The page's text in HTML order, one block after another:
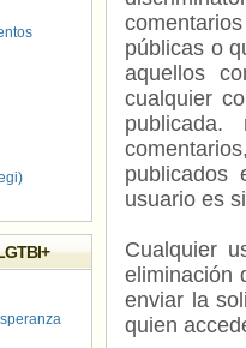
públicas o
aquellos
cualquier
usuario es
Cualquier
eliminación
enviar la
quien